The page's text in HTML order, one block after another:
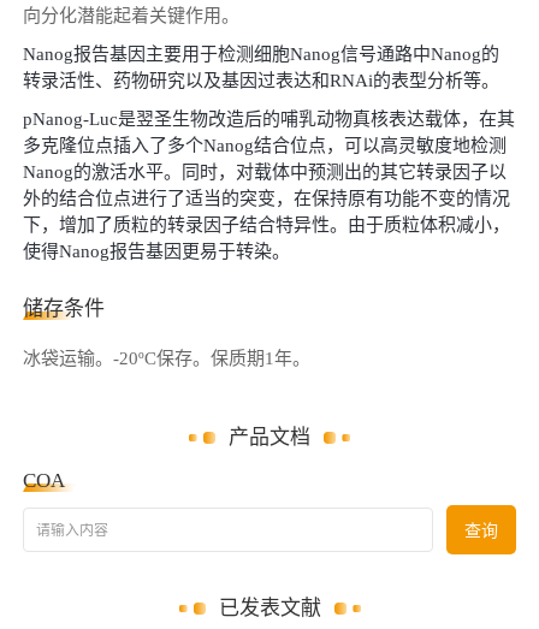
向分化潜能起着关键作用。
Nanog报告基因主要用于检测细胞Nanog信号通路中Nanog的
转录活性、药物研究以及基因过表达和RNAi的表型分析等。
pNanog-Luc是翌圣生物改造后的哺乳动物真核表达载体，在其
多克隆位点插入了多个Nanog结合位点，可以高灵敏度地检测
Nanog的激活水平。同时，对载体中预测出的其它转录因子以
外的结合位点进行了适当的突变， 在保持原有功能不变的情况
下， 增加了质粒的转录因子结合特异性。由于质粒体积减小，
使得Nanog报告基因更易于转染。
储存条件
冰袋运输。 -20ºC保存。 保质期1年。
产品文档
COA
请输入内容 查询
已发表文献